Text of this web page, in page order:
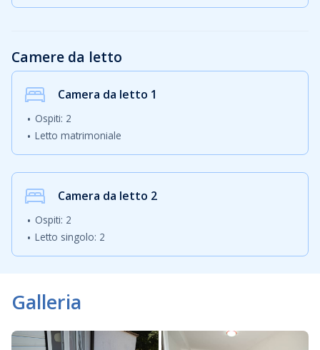
Camere da letto
Camera da letto 1
Ospiti: 2
Letto matrimoniale
Camera da letto 2
Ospiti: 2
Letto singolo: 2
Galleria